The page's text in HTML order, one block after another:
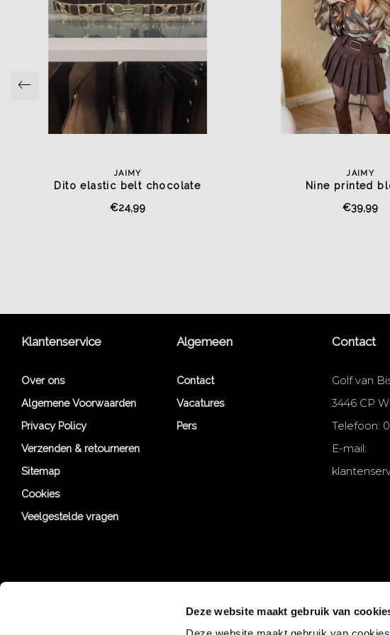
Deze website maakt gebruik van
JAIMY
Dito elastic belt chocolate
€24,99
JAIMY
Nine printed
€39,99
Klantenservice
Over ons
Algemene Voorwaarden
Privacy Policy
Verzenden & retourneren
Sitemap
Cookies
Veelgestelde vragen
Algemeen
Contact
Vacatures
Pers
Contact
Golf van
3446 CP
Telefoon:
E-mail: